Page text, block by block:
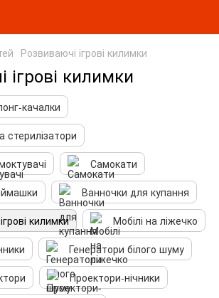
Розвиваючі ігрові килимки
ігрові килимки
качалки
стерилізатори
Самокати
Ванночки для купання
килимки
Мобілі на ліжечко
Генератори білого шуму
Проектори-нічники